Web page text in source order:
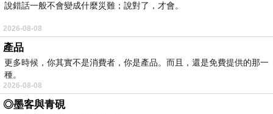
說錯話一般不會變成什麼災難；說對了，才會。
2026-08-08
產品
更多時候，你其實不是消費者，你是產品。而且，還是免費提供的那一
種。
2026-08-08
◎墨客與青硯